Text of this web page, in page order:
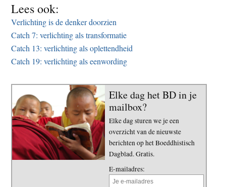
Lees ook:
Verlichting is de denker doorzien
Catch 7: verlichting als transformatie
Catch 13: verlichting als oplettendheid
Catch 19: verlichting als eenwording
Elke dag het BD in je
mailbox?
Elke dag sturen we je een
overzicht van de nieuwste
berichten op het Boeddhistisch
Dagblad. Gratis.
E-mailadres: